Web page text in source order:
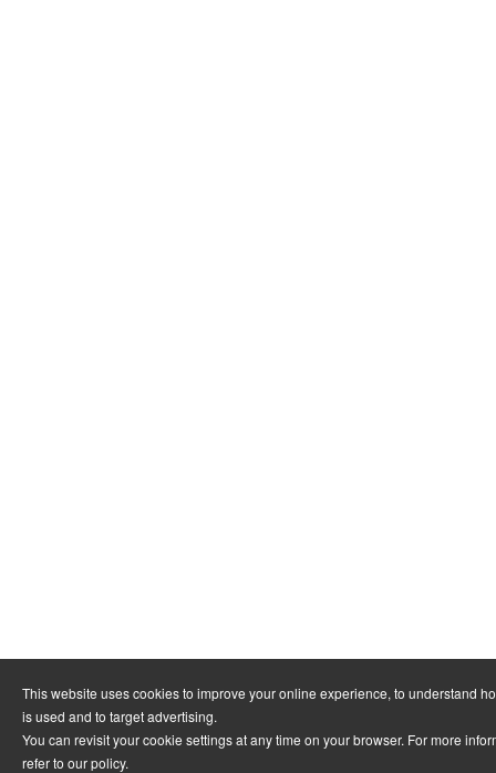
This website uses cookies to improve your online experience, to understand
is used and to target advertising.
You can revisit your cookie settings at any time on your browser. For more
refer to our policy.